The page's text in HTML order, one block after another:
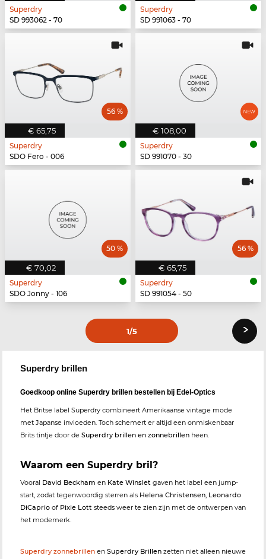
Superdry
SD 993062 - 70
Superdry
SD 991063 - 70
€ 65,75
56 %
Superdry
SDO Fero - 006
€ 108,00
Superdry
SD 991070 - 30
€ 70,02
50 %
Superdry
SDO Jonny - 106
€ 65,75
56 %
Superdry
SD 991054 - 50
1/5 ›
Superdry brillen
Goedkoop online Superdry brillen bestellen bij Edel-Optics
Het Britse label Superdry combineert Amerikaanse vintage mode
met Japanse invloeden. Toch schemert er altijd een onmiskenbaar
Brits tintje door de Superdry brillen en zonnebrillen heen.
Waarom een Superdry bril?
Vooral David Beckham en Kate Winslet gaven het label een jump-
start, zodat tegenwoordig sterren als Helena Christensen, Leonardo
DiCaprio of Pixie Lott steeds weer te zien zijn met de ontwerpen van
het modemerk.
Superdry zonnebrillen en Superdry Brillen zetten niet alleen nieuwe